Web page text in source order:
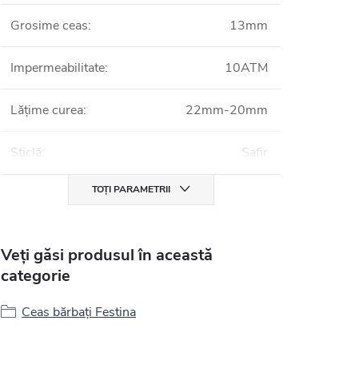
Grosime ceas: 13mm
Impermeabilitate: 10ATM
Lățime curea: 22mm-20mm
Sticlă: Safir
TOȚI PARAMETRII
Veți găsi produsul în această
categorie
Ceas bărbați Festina